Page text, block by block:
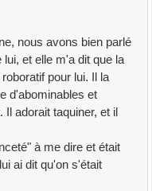
nous avons bien parlé
et elle m'a dit que la
pour lui. Il la
d'abominables et
adorait taquiner, et il
à me dire et était
ai dit qu'on s'était